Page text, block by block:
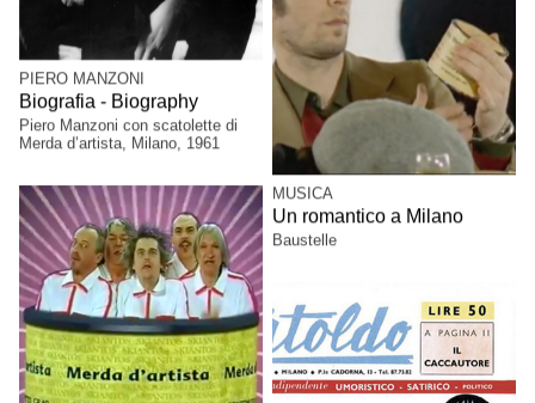
PIERO MANZONI
Biografia - Biography
Piero Manzoni con scatolette di
Merda d’artista, Milano, 1961
MUSICA
Un romantico a Milano
Baustelle